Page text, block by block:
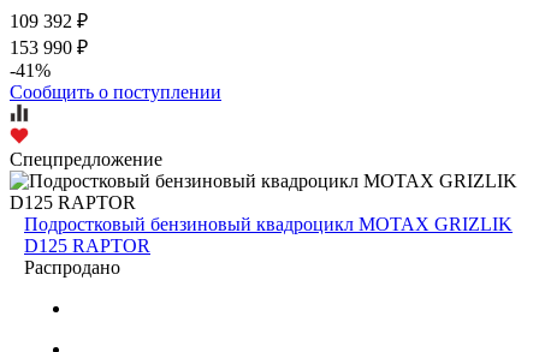
109 392 ₽
153 990 ₽
-41%
Сообщить о поступлении
Спецпредложение
Подростковый бензиновый квадроцикл MOTAX GRIZLIK
D125 RAPTOR
Распродано